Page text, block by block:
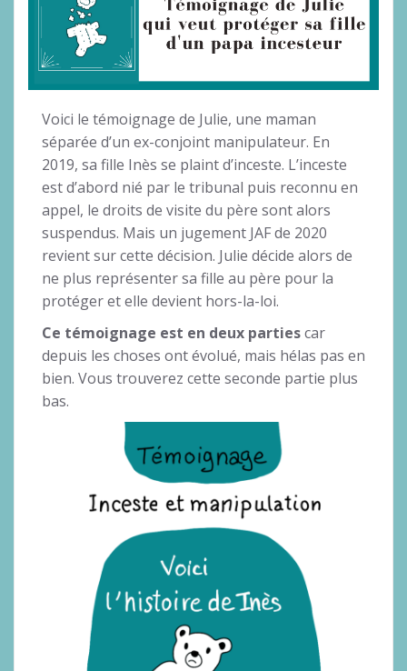
Voici le témoignage de Julie, une maman
séparée d’un ex-conjoint manipulateur. En
2019, sa fille Inès se plaint d’inceste. L’inceste
est d’abord nié par le tribunal puis reconnu en
appel, le droits de visite du père sont alors
suspendus. Mais un jugement JAF de 2020
revient sur cette décision. Julie décide alors de
ne plus représenter sa fille au père pour la
protéger et elle devient hors-la-loi.
Ce témoignage est en deux partiescar
depuis les choses ont évolué, mais hélas pas en
bien. Vous trouverez cette seconde partie plus
bas.